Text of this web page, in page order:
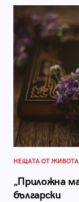
НЕЩАТА ОТ ЖИВОТА
„Приложна
български